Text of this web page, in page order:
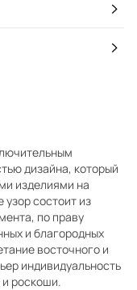
дизайна, который
изделиями на
узор состоит из
по праву
и благородных
восточного и
индивидуальность
роскоши.